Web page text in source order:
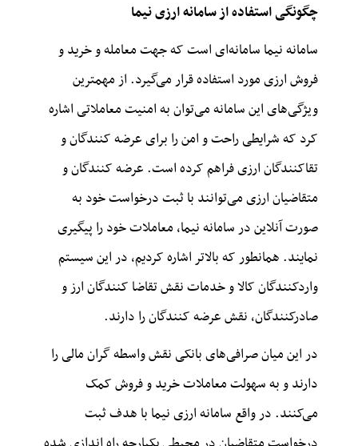
چگونگی استفاده از سامانه ارزی نیما
سامانه نیما سامانه‌ای است که جهت معامله و خرید و
فروش ارزی مورد استفاده قرار می‌گیرد. از مهمترین
ویژگی‌های این سامانه می‌توان به امنیت معاملاتی اشاره
کرد که شرایطی راحت و امن را برای عرضه کنندگان و
تقاکنندگان ارزی فراهم کرده است. عرضه کنندگان و
متقاضیان ارزی می‌توانند با ثبت درخواست خود به
صورت آنلاین در سامانه نیما، معاملات خود را پیگیری
نمایند. همانطور که بالاتر اشاره کردیم، در این سیستم
واردکنندگان کالا و خدمات نقش تقاضا کنندگان ارز و
صادرکنندگان، نقش عرضه کنندگان را دارند.
در این میان صرافی‌های بانکی نقش واسطه گران مالی را
دارند و به سهولت معاملات خرید و فروش کمک
می‌کنند. در واقع سامانه ارزی نیما با هدف ثبت